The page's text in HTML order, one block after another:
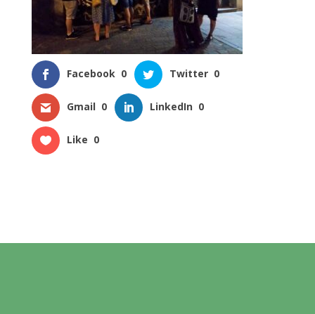
Facebook 0 Twitter 0
Gmail 0 LinkedIn 0
Like 0